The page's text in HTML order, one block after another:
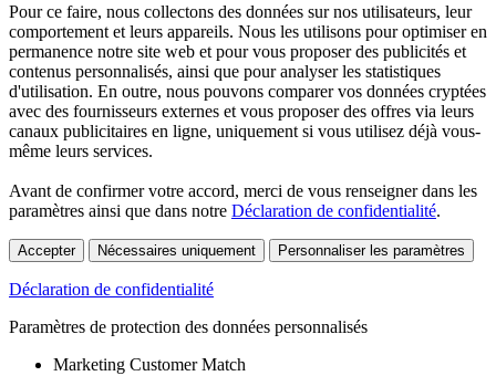
Pour ce faire, nous collectons des données sur nos utilisateurs, leur
comportement et leurs appareils. Nous les utilisons pour optimiser en
permanence notre site web et pour vous proposer des publicités et
contenus personnalisés, ainsi que pour analyser les statistiques
d'utilisation. En outre, nous pouvons comparer vos données cryptées
avec des fournisseurs externes et vous proposer des offres via leurs
canaux publicitaires en ligne, uniquement si vous utilisez déjà vous-
même leurs services.
Avant de confirmer votre accord, merci de vous renseigner dans les
paramètres ainsi que dans notre Déclaration de confidentialité.
Accepter Nécessaires uniquement Personnaliser les paramètres
Déclaration de confidentialité
Paramètres de protection des données personnalisés
Marketing Customer Match